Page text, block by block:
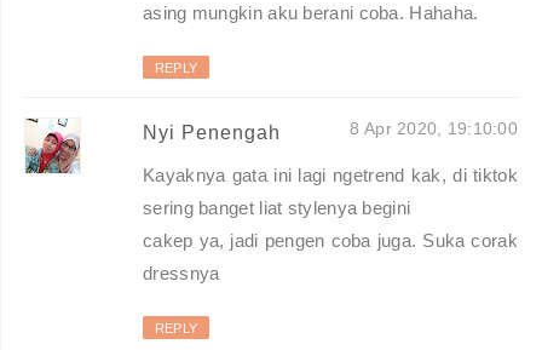
asing mungkin aku berani coba. Hahaha.
REPLY
Nyi Penengah 8 Apr 2020, 19:10:00
Kayaknya gata ini lagi ngetrend kak, di tiktok
sering banget liat stylenya begini
cakep ya, jadi pengen coba juga. Suka corak
dressnya
REPLY